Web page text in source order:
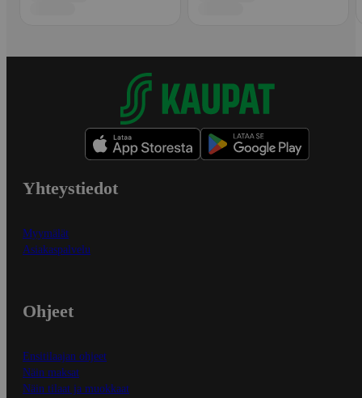
Yhteystiedot
Myymälät
Asiakaspalvelu
Ohjeet
Ensitilaajan ohjeet
Näin maksat
Näin tilaat ja muokkaat